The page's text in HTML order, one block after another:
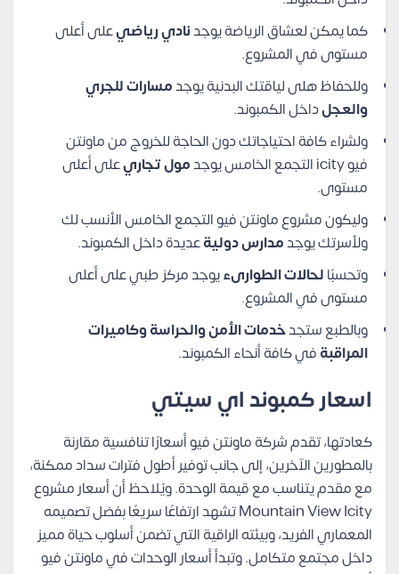
كما يمكن لعشاق الرياضة يوجدنادي رياضيعلى أعلى
مستوى في المشروع.
وللحفاظ هلى لياقتك البدنية يوجدمسارات للجري
والعجلداخل الكمبوند.
ولشراء كافة احتياجاتك دون الحاجة للخروج من ماونتن
فيو icity التجمع الخامس يوجد
مول تجاريعلى أعلى
مستوى.
وليكون مشروع ماونتن فيو التجمع الخامس الأنسب لك
ولأسرتك يوجدمدارس دوليةعديدة داخل الكمبوند.
وتحسبًالحالات الطوارىءيوجد مركز طبي على أعلى
مستوى في المشروع.
وبالطبع ستجدخدمات الأمن والحراسة وكاميرات
المراقبةفي كافة أنحاء الكمبوند.
اسعار كمبوند اي سيتي
كعادتها، تقدم شركة ماونتن فيو أسعارًا تنافسية مقارنة
بالمطورين الآخرين، إلى جانب توفير أطول فترات سداد ممكنة،
مع مقدم يتناسب مع قيمة الوحدة. ويُلاحظ أن أسعار مشروع
Mountain View Icity تشهد ارتفاعًا سريعًا بفضل تصميمه
المعماري الفريد، وبيئته الراقية التي تضمن أسلوب حياة مميز
داخل مجتمع متكامل. وتبدأ أسعار الوحدات في ماونتن فيو